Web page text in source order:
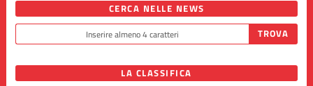
CERCA NELLE NEWS
LA CLASSIFICA